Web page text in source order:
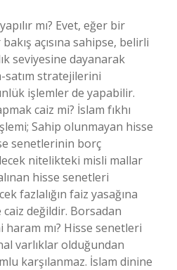
mı? Evet, eğer bir
bakış açısına sahipse, belirli
seviyesine dayanarak
satım stratejilerini
işlemler de yapabilir.
caiz mi? İslam fıkhı
Sahip olunmayan hisse
senetlerinin borç
nitelikteki misli mallar
hisse senetleri
fazlalığın faiz yasağına
caiz değildir. Borsadan
haram mı? Hisse senetleri
varlıklar olduğundan
karşılanmaz. İslam dinine